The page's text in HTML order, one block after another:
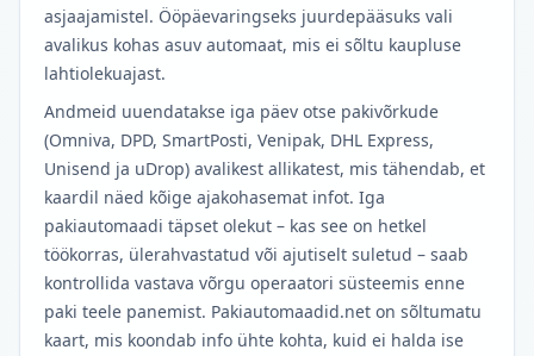
asjaajamistel. Ööpäevaringseks juurdepääsuks vali
avalikus kohas asuv automaat, mis ei sõltu kaupluse
lahtiolekuajast.
Andmeid uuendatakse iga päev otse pakivõrkude
(Omniva, DPD, SmartPosti, Venipak, DHL Express,
Unisend ja uDrop) avalikest allikatest, mis tähendab, et
kaardil näed kõige ajakohasemat infot. Iga
pakiautomaadi täpset olekut – kas see on hetkel
töökorras, ülerahvastatud või ajutiselt suletud – saab
kontrollida vastava võrgu operaatori süsteemis enne
paki teele panemist. Pakiautomaadid.net on sõltumatu
kaart, mis koondab info ühte kohta, kuid ei halda ise